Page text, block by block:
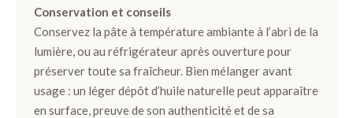
Conservation et conseils
Conservez la pâte à température ambiante à l’abri de la
lumière, ou au réfrigérateur après ouverture pour
préserver toute sa fraîcheur. Bien mélanger avant
usage : un léger dépôt d’huile naturelle peut apparaître
en surface, preuve de son authenticité et de sa